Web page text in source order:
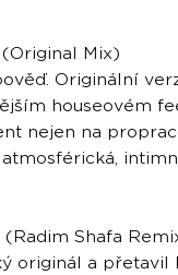
(Original Mix)
Originální
houseovém
nejen na
(Radim Shafa
originál a